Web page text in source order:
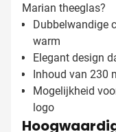
Marian theeglas?
Dubbelwandige
warm
Elegant design
Inhoud van 230
Mogelijkheid
logo